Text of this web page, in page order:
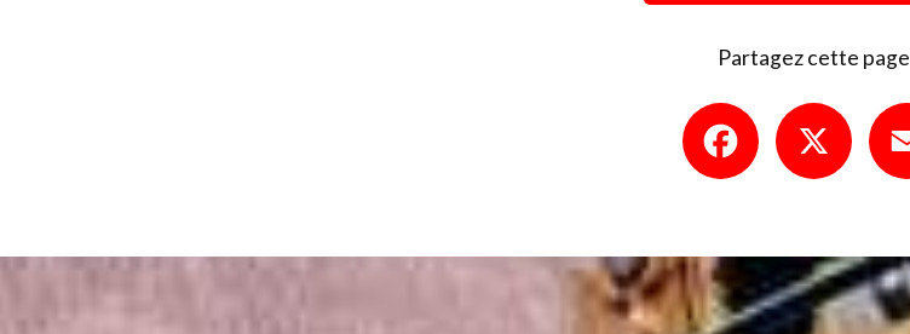
Partagez cette page
Facebook